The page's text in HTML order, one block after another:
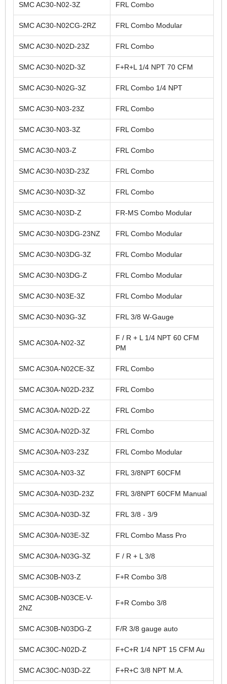
SMC AC30-N02-3Z FRL Combo
SMC AC30-N02CG-2RZ FRL Combo Modular
SMC AC30-N02D-23Z FRL Combo
SMC AC30-N02D-3Z F+R+L 1/4 NPT 70 CFM
SMC AC30-N02G-3Z FRL Combo 1/4 NPT
SMC AC30-N03-23Z FRL Combo
SMC AC30-N03-3Z FRL Combo
SMC AC30-N03-Z FRL Combo
SMC AC30-N03D-23Z FRL Combo
SMC AC30-N03D-3Z FRL Combo
SMC AC30-N03D-Z FR-MS Combo Modular
SMC AC30-N03DG-23NZ FRL Combo Modular
SMC AC30-N03DG-3Z FRL Combo Modular
SMC AC30-N03DG-Z FRL Combo Modular
SMC AC30-N03E-3Z FRL Combo Modular
SMC AC30-N03G-3Z FRL 3/8 W-Gauge
SMC AC30A-N02-3Z
F / R + L 1/4 NPT 60 CFM
PM
SMC AC30A-N02CE-3Z FRL Combo
SMC AC30A-N02D-23Z FRL Combo
SMC AC30A-N02D-2Z FRL Combo
SMC AC30A-N02D-3Z FRL Combo
SMC AC30A-N03-23Z FRL Combo Modular
SMC AC30A-N03-3Z FRL 3/8NPT 60CFM
SMC AC30A-N03D-23Z FRL 3/8NPT 60CFM Manual
SMC AC30A-N03D-3Z FRL 3/8 - 3/9
SMC AC30A-N03E-3Z FRL Combo Mass Pro
SMC AC30A-N03G-3Z F / R + L 3/8
SMC AC30B-N03-Z F+R Combo 3/8
SMC AC30B-N03CE-V-
2NZ
F+R Combo 3/8
SMC AC30B-N03DG-Z F/R 3/8 gauge auto
SMC AC30C-N02D-Z F+C+R 1/4 NPT 15 CFM Au
SMC AC30C-N03D-2Z F+R+C 3/8 NPT M.A.